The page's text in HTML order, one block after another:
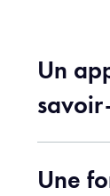
Un
Une